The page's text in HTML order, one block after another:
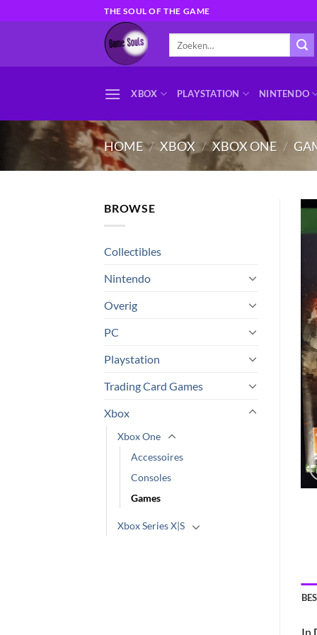
naar
THE SOUL OF THE GAME
XBOX PLAYSTATION NINTENDO
HOME / XBOX / XBOX ONE /
BROWSE
Collectibles
Nintendo
Overig
PC
Playstation
Trading Card Games
Xbox
Xbox One
Accessoires
Consoles
Games
Xbox Series X|S
In